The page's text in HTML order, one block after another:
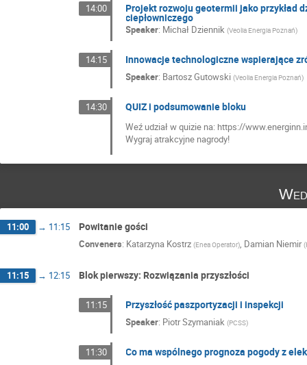
14:00 Projekt rozwoju geotermii jako przykład
ciepłowniczego
Speaker: Michał Dziennik (Veolia Energia Poznań)
14:15 Innowacje technologiczne wspierające
Speaker: Bartosz Gutowski (Veolia Energia Poznań)
14:30 QUIZ i podsumowanie bloku
Weź udział w quizie na: https://
Wygraj atrakcyjne nagrody!
11:00 → 11:15 Powitanie gości
Conveners: Katarzyna Kostrz (Enea Operator), Damian Niemir (
11:15 → 12:15 Blok pierwszy: Rozwiązania przyszłości
11:15 Przyszłość paszportyzacji i inspekcji
Speaker: Piotr Szymaniak (PCSS)
11:30 Co ma wspólnego prognoza pogody z